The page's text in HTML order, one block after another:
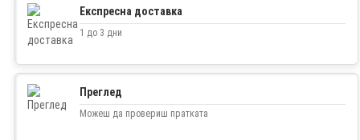
Експресна доставка
1 до 3 дни
Преглед
Можеш да провериш пратката